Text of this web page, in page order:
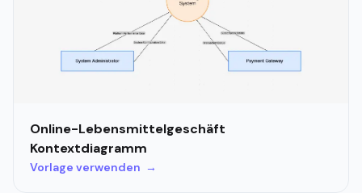
Online-Lebensmittelgeschäft
Kontextdiagramm
Vorlage verwenden →